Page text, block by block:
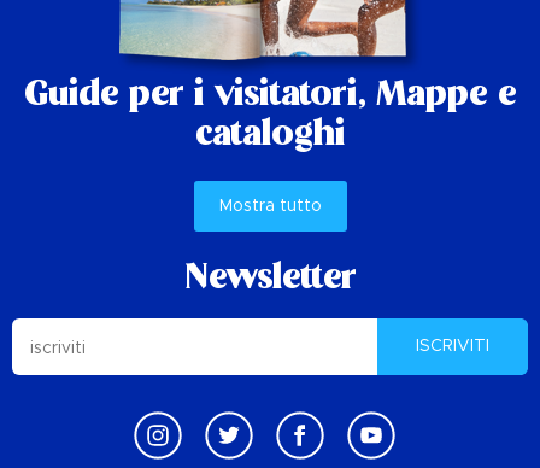
Guide per i visitatori, Mappe e
cataloghi
Mostra tutto
Newsletter
ISCRIVITI